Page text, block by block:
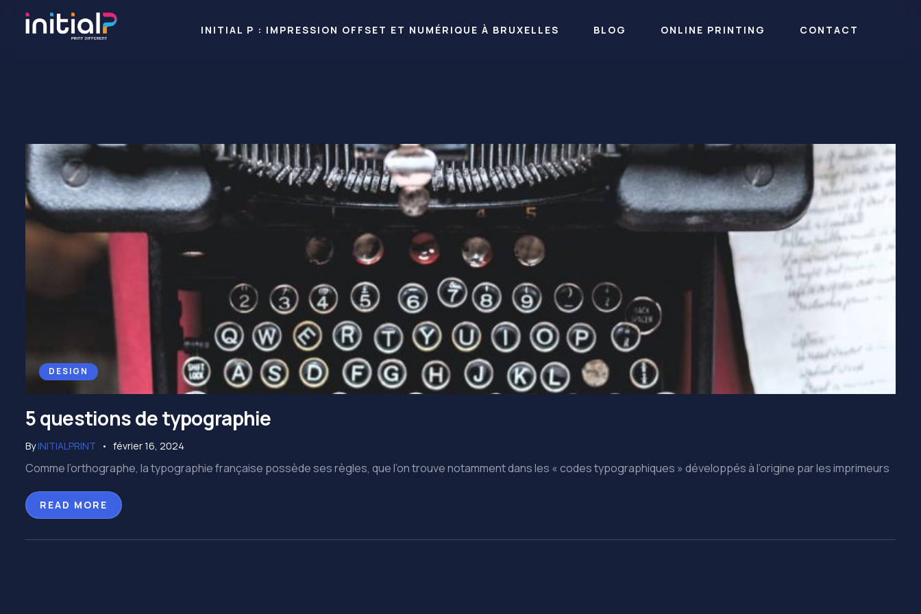
INITIAL P : IMPRESSION OFFSET ET NUMÉRIQUE À BRUXELLES BLOG ONLINE PRINTING CONTACT
DESIGN
5 questions de typographie
ByINITIALPRINT février 16, 2024
Comme l’orthographe, la typographie française possède ses règles, que l’on trouve notamment dans les « codes typographiques » développés à l’origine par les imprimeurs
READ MORE